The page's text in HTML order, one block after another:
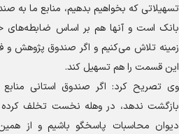
تسهیلاتی که بخواهیم بدهیم، منابع ما به
بانک است و آنها هم بر اساس ضابطه‌های
زمینه تلاش می‌کنیم و اگر صندوق پژوهش و
این قسمت را هم تسهیل کند.
وی تصریح کرد: اگر صندوق استانی
بازگشت ندهد، در وهله نخست تخلف
دیوان محاسبات پاسخگو باشیم و از